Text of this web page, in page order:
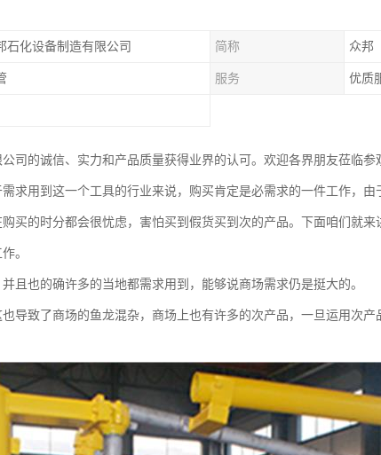
石化设备制造有限公司 简称 众邦
服务 优质
司的诚信、实力和产品质量获得业界的认可。欢迎各界朋友莅临参
求用到这一个工具的行业来说，购买肯定是必需求的一件工作，
买的时分都会很忧虑，害怕买到假货买到次的产品。下面咱们就
。
且也的确许多的当地都需求用到，能够说商场需求仍是挺大的。
导致了商场的鱼龙混杂，商场上也有许多的次产品，一旦运用次产